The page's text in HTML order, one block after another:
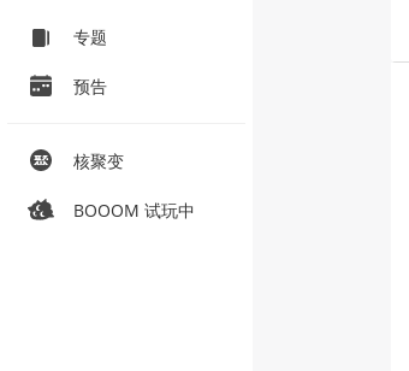
专题
预告
核聚变
BOOOM 试玩中